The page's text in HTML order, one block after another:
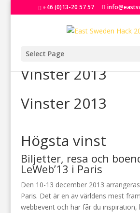
+46 (0)13-20 57 57
Select Page
Vinster 2013
Vinster 2013
Högsta vinst
Biljetter, resa och
LeWeb’13 i Paris
Den 10-13 december 2013
Paris. Det är en av världens mest
webbevent och här får du inspiration,